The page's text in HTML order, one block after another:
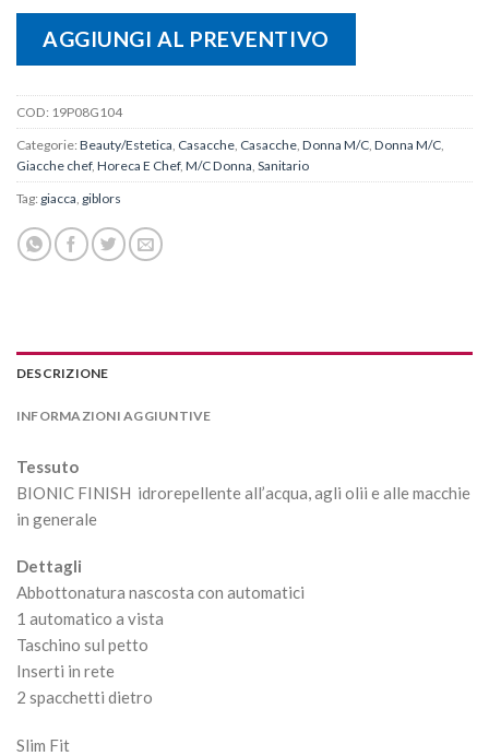
AGGIUNGI AL PREVENTIVO
COD: 19P08G104
Categorie: Beauty/Estetica, Casacche, Casacche, Donna M/C, Donna M/C,
Giacche chef, Horeca E Chef, M/C Donna, Sanitario
Tag: giacca, giblors
DESCRIZIONE
INFORMAZIONI AGGIUNTIVE
Tessuto
BIONIC FINISH idrorepellente all’acqua, agli olii e alle macchie
in generale
Dettagli
Abbottonatura nascosta con automatici
1 automatico a vista
Taschino sul petto
Inserti in rete
2 spacchetti dietro
Slim Fit